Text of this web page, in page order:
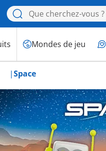
Mondes de jeu
Space